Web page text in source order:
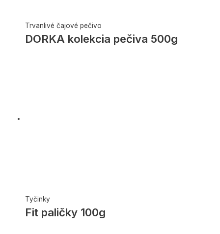
Trvanlivé čajové pečivo
DORKA kolekcia pečiva 500g
Tyčinky
Fit paličky 100g